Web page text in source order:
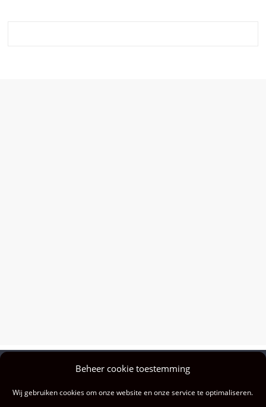
Beheer cookie toestemming
Wij gebruiken cookies om onze website en onze service te optimaliseren.